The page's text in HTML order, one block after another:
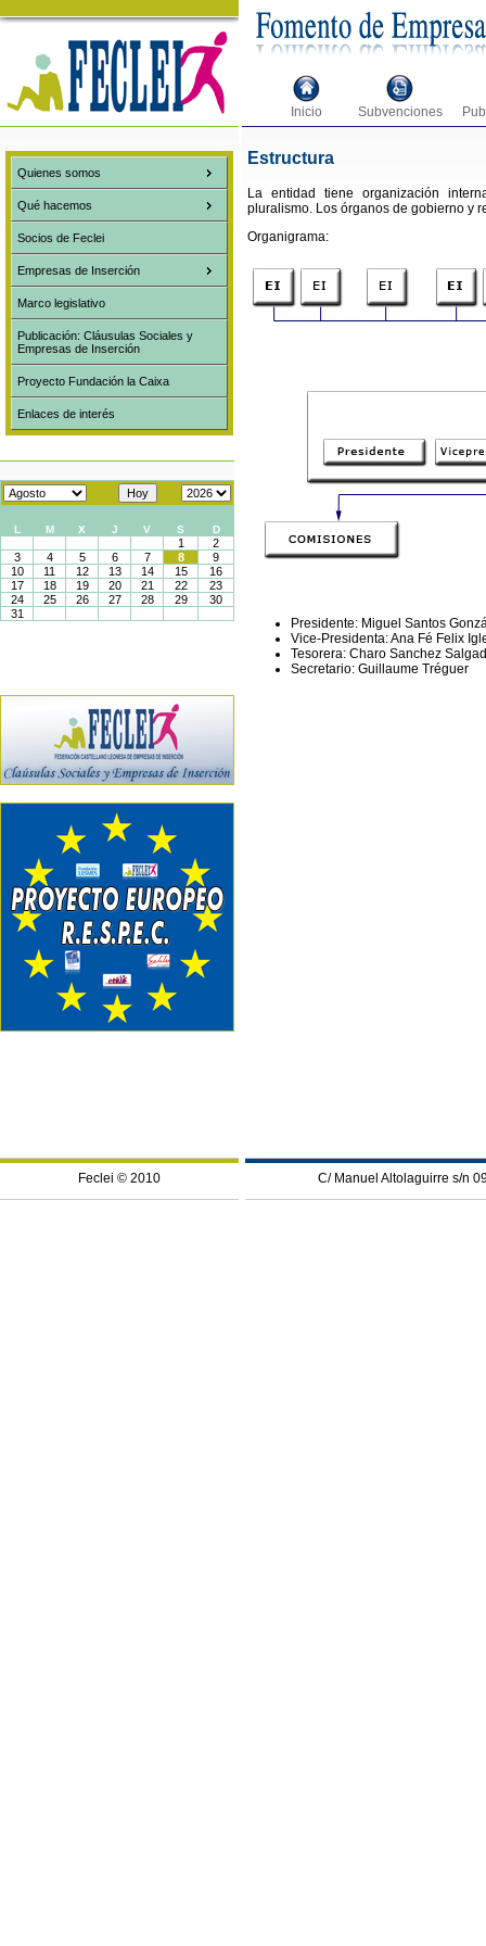
Inicio Subvenciones
Quienes somos
Qué hacemos
Socios de Feclei
Empresas de Inserción
Marco legislativo
Publicación: Cláusulas Sociales y
Empresas de Inserción
Proyecto Fundación la Caixa
Enlaces de interés
Estructura
La entidad tiene organización
pluralismo. Los órganos de gobierno y
Organigrama:
Presidente: Miguel Santos
Vice-Presidenta: Ana Fé Felix
Tesorera: Charo Sanchez
Secretario: Guillaume Tréguer
Feclei © 2010 C/ Manuel Altolaguirre s/n